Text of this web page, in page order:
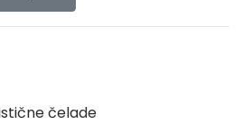
čelade